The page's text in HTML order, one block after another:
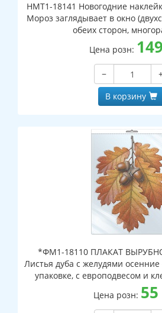
НМТ1-18141 Новогодние
Мороз заглядывает в окно
обеих сторон,
Цена розн: 149
−
В корзину
*ФМ1-18110 ПЛАКАТ
Листья дуба с желудями
упаковке, с европодвесом и
двухсторонний, ВД-
Цена розн: 55